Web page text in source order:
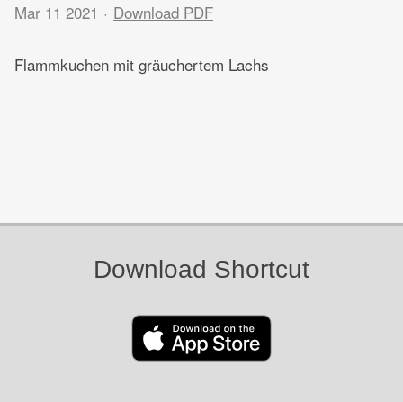
Mar 11 2021 Download PDF
Flammkuchen mit gräuchertem Lachs
Download Shortcut